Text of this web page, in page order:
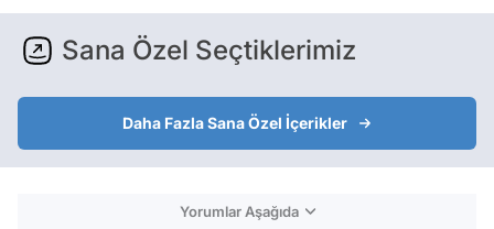
Sana Özel Seçtiklerimiz
Daha Fazla Sana Özel İçerikler
Yorumlar Aşağıda